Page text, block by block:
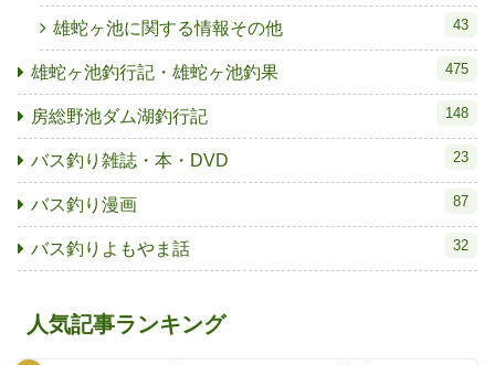
雄蛇ヶ池に関する情報その他 43
雄蛇ヶ池釣行記・雄蛇ヶ池釣果 475
房総野池ダム湖釣行記 148
バス釣り雑誌・本・DVD 23
バス釣り漫画 87
バス釣りよもやま話 32
人気記事ランキング